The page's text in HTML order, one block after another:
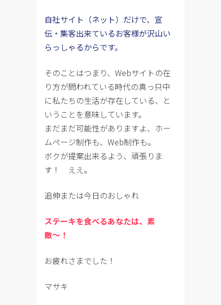
自社サイト（ネット）だけで、宣
伝・集客出来ているお客様が沢山い
らっしゃるからです。
そのことはつまり、Webサイトの在
り方が問われている時代の真っ只中
に私たちの生活が存在している、と
いうことを意味しています。
まだまだ可能性がありますよ、ホー
ムページ制作も、Web制作も。
ボクが提案出来るよう、頑張りま
す！ ええ。
追伸または今日のおしゃれ
ステーキを食べるあなたは、素
敵〜！
お疲れさまでした！
マサキ